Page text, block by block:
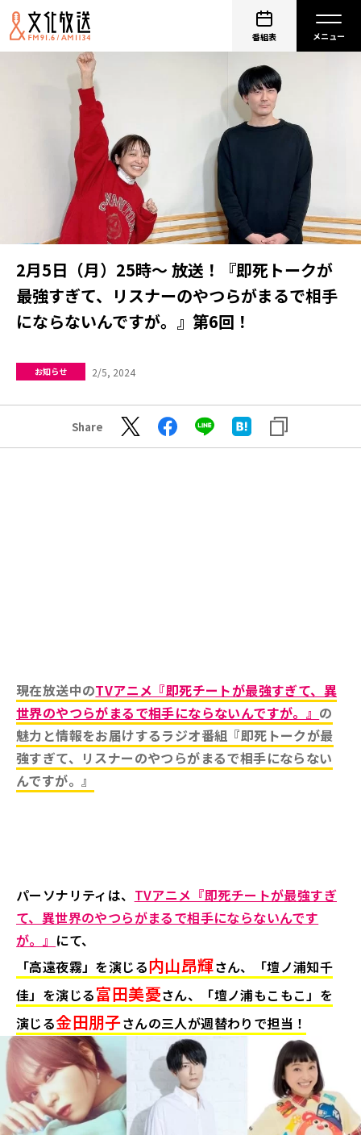
番組表
2月5日（月）25時～ 放送！『即死トークが
最強すぎて、リスナーのやつらがまるで相手
にならないんですが。』第6回！
お知らせ 2/5, 2024
Share
現在放送中のTVアニメ『即死チートが最強すぎて、異
世界のやつらがまるで相手にならないんですが。』 の
魅力と情報をお届けするラジオ番組『即死トークが最
強すぎて、リスナーのやつらがまるで相手にならない
んですが。』
パーソナリティは、 TVアニメ『即死チートが最強すぎ
て、異世界のやつらがまるで相手にならないんです
が。』 にて、
「高遠夜霧」を演じる内山昂輝さん、「壇ノ浦知千
佳」を演じる富田美憂さん、「壇ノ浦もこもこ」を
演じる金田朋子さんの三人が週替わりで担当！